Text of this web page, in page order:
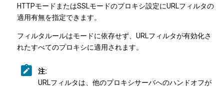
HTTPモードまたはSSLモードのプロキシ設定にURLフィルタの
適用有無を指定できます。
フィルタルールはモードに依存せず、URLフィルタが有効化さ
れたすべてのプロキシに適用されます。
注:
URLフィルタは、他のプロキシサーバへのハンドオフが